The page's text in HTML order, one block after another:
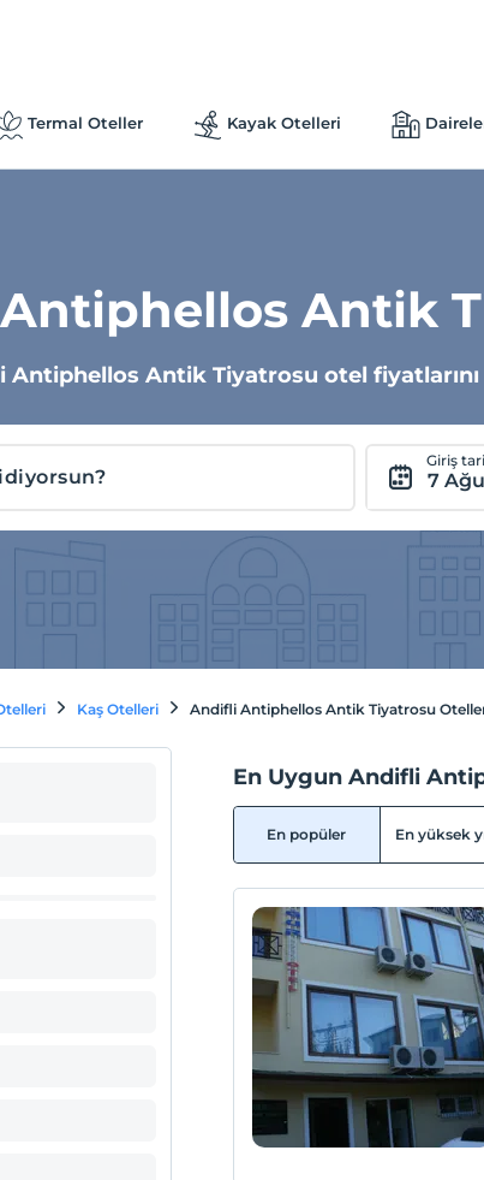
Termal Oteller Kayak Otelleri
Antik
Antiphellos Antik Tiyatrosu otel
Giriş
7
Kaş Otelleri Andifli Antiphellos Antik Tiyatrosu
En Uygun Andifli
En popüler En yüksek